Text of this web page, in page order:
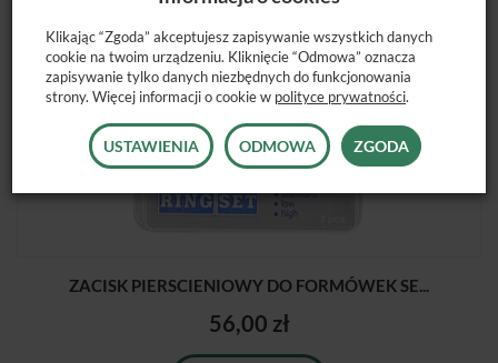
ZACISK PIERSCIENIOWY DO FORMÓWEK SE...
56,00 zł
Klikając “Zgoda” akceptujesz zapisywanie wszystkich danych
cookie na twoim urządzeniu. Kliknięcie “Odmowa” oznacza
zapisywanie tylko danych niezbędnych do funkcjonowania
strony. Więcej informacji o cookie w polityce prywatności.
USTAWIENIA ODMOWA ZGODA